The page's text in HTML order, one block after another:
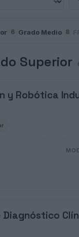
6 Grado Medio 8
Superior
y Robótica